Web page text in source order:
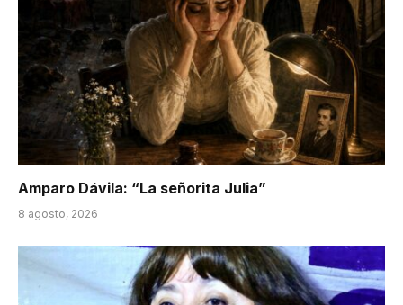
Amparo Dávila: “La señorita Julia”
8 agosto, 2026